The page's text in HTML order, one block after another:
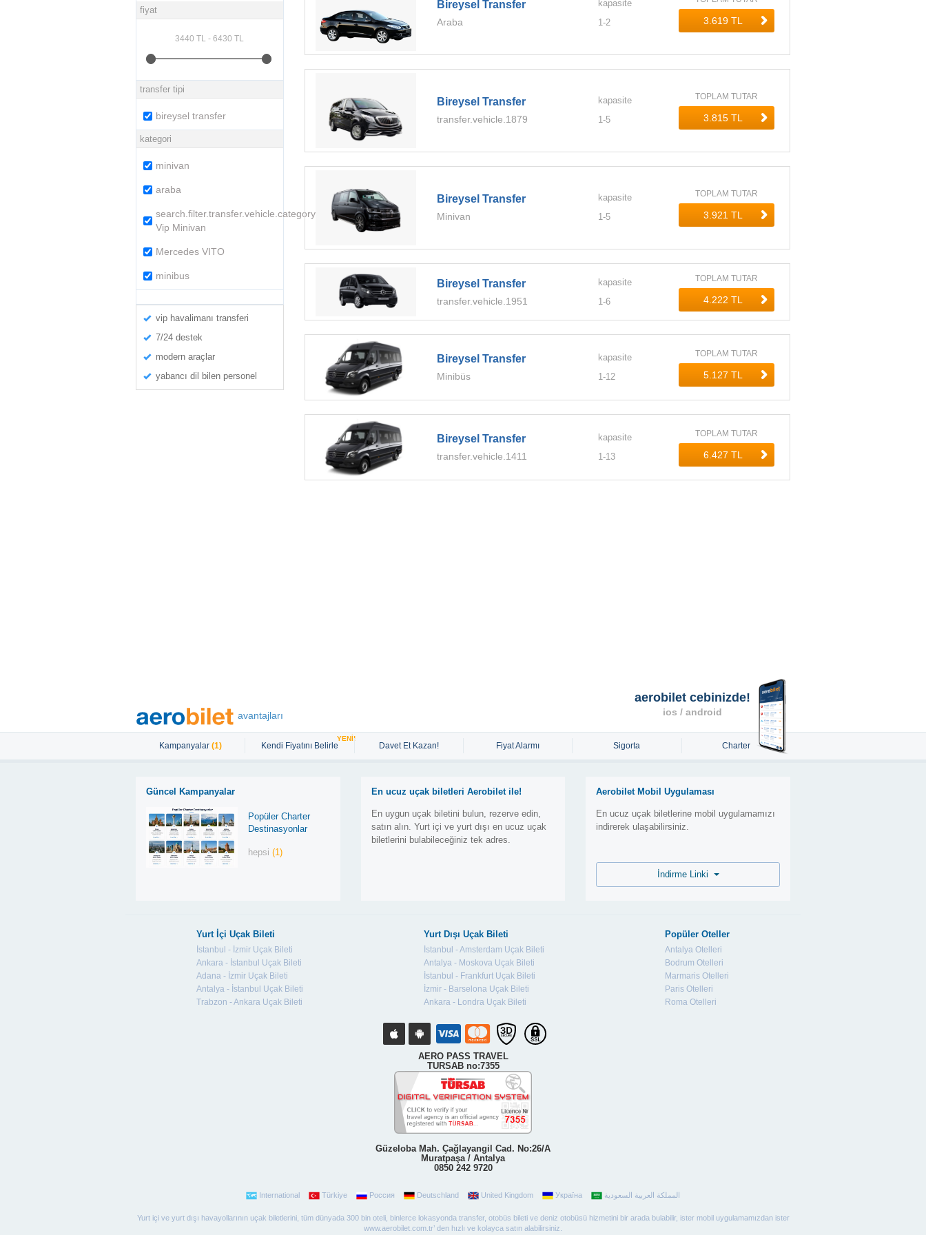
fiyat
transfer tipi
bireysel transfer
kategori
minivan
araba
search.filter.transfer.vehicle.category.Ultra
Vip Minivan
Mercedes VITO
minibus
vip havalimanı transferi
7/24 destek
modern araçlar
yabancı dil bilen personel
Bireysel Transfer
Araba
kapasite
1-2
Bireysel Transfer
transfer.vehicle.1879
kapasite
1-5
TOPLAM TUTAR
Bireysel Transfer
Minivan
kapasite
1-5
TOPLAM TUTAR
Bireysel Transfer
transfer.vehicle.1951
kapasite
1-6
TOPLAM TUTAR
Bireysel Transfer
Minibüs
kapasite
1-12
TOPLAM TUTAR
Bireysel Transfer
transfer.vehicle.1411
kapasite
1-13
TOPLAM TUTAR
avantajları
Kampanyalar (1) Kendi Fiyatını Belirle
YENİ!
Davet Et Kazan! Fiyat Alarmı Sigorta Charter
Güncel Kampanyalar
Popüler Charter
Destinasyonlar
hepsi(1)
En ucuz uçak biletleri Aerobilet ile!
En uygun uçak biletini bulun, rezerve edin,
satın alın. Yurt içi ve yurt dışı en ucuz uçak
biletlerini bulabileceğiniz tek adres.
aerobilet cebinizde!
ios / android
Aerobilet Mobil Uygulaması
En ucuz uçak biletlerine mobil uygulamamızı
indirerek ulaşabilirsiniz.
Yurt İçi Uçak Bileti
İstanbul - İzmir Uçak Bileti
Ankara - İstanbul Uçak Bileti
Adana - İzmir Uçak Bileti
Antalya - İstanbul Uçak Bileti
Trabzon - Ankara Uçak Bileti
Yurt Dışı Uçak Bileti
İstanbul - Amsterdam Uçak Bileti
Antalya - Moskova Uçak Bileti
İstanbul - Frankfurt Uçak Bileti
İzmir - Barselona Uçak Bileti
Ankara - Londra Uçak Bileti
Popüler Oteller
Antalya Otelleri
Bodrum Otelleri
Marmaris Otelleri
Paris Otelleri
Roma Otelleri
AERO PASS TRAVEL
TURSAB no:7355
Güzeloba Mah. Çağlayangil Cad. No:26/A
Muratpaşa / Antalya
0850 242 9720
International Türkiye Россия Deutschland United Kingdom Україна
Yurt içi ve yurt dışı havayollarının uçak biletlerini, tüm dünyada 300 bin oteli, binlerce lokasyonda transfer, otobüs bileti ve deniz otobüsü hizmetini bir arada bulabilir, ister mobil uygulamamızdan ister
www.aerobilet.com.tr’ den hızlı ve kolayca satın alabilirsiniz.